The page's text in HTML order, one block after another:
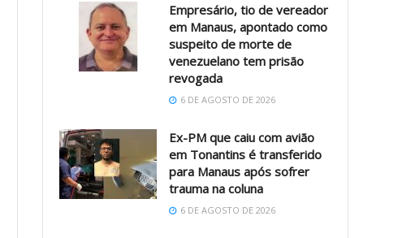
Empresário, tio de vereador
em Manaus, apontado como
suspeito de morte de
venezuelano tem prisão
revogada
6 DE AGOSTO DE 2026
Ex-PM que caiu com avião
em Tonantins é transferido
para Manaus após sofrer
trauma na coluna
6 DE AGOSTO DE 2026